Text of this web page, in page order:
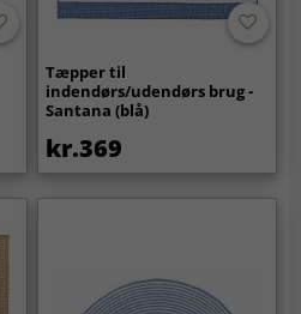
Tæpper til
indendørs/udendørs brug -
Santana (blå)
kr.369